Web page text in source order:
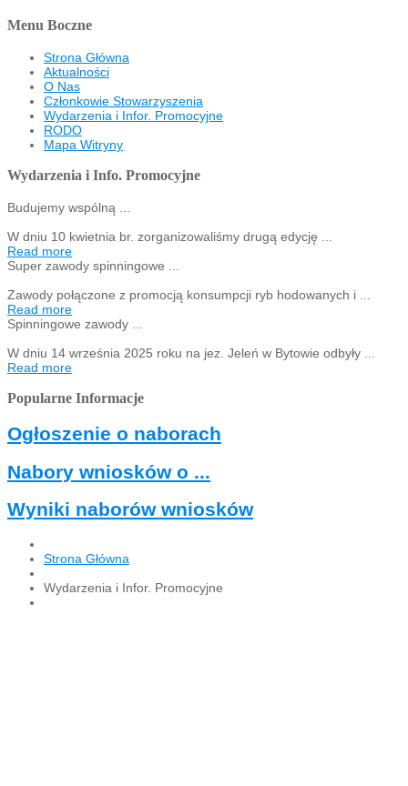
Menu Boczne
Strona Główna
Aktualności
O Nas
Członkowie Stowarzyszenia
Wydarzenia i Infor. Promocyjne
RODO
Mapa Witryny
Wydarzenia i Info. Promocyjne
Budujemy wspólną ...
W dniu 10 kwietnia br. zorganizowaliśmy drugą edycję ...
Read more
Super zawody spinningowe ...
Zawody połączone z promocją konsumpcji ryb hodowanych i ...
Read more
Spinningowe zawody ...
W dniu 14 września 2025 roku na jez. Jeleń w Bytowie odbyły ...
Read more
Popularne Informacje
Ogłoszenie o naborach
Nabory wniosków o ...
Wyniki naborów wniosków
Strona Główna
Wydarzenia i Infor. Promocyjne